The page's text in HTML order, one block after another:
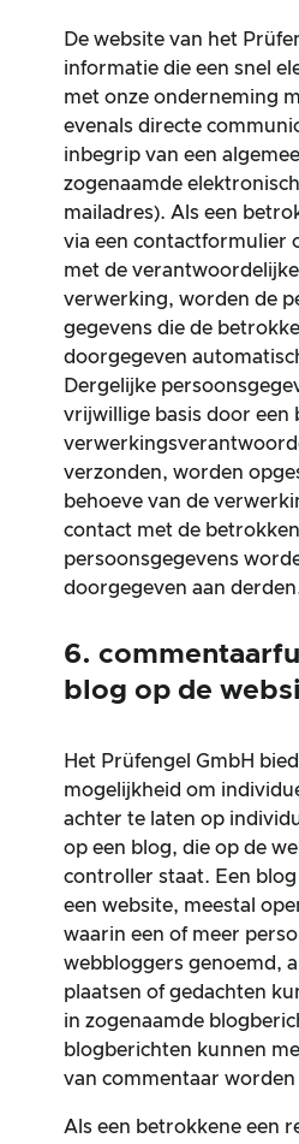
De website van het
informatie die een snel
met onze onderneming
evenals directe
inbegrip van een
zogenaamde
mailadres). Als een
via een contactformulier
met de
verwerking, worden de
gegevens die de
doorgegeven
Dergelijke
vrijwillige basis door een
verzonden, worden
behoeve van de
contact met de
persoonsgegevens
doorgegeven aan
6.
blog op de
Het Prüfengel GmbH
mogelijkheid om
achter te laten op
op een blog, die op de
controller staat. Een
een website, meestal
waarin een of meer
webbloggers genoemd,
plaatsen of gedachten
in zogenaamde
blogberichten kunnen
van commentaar
Als een betrokkene een